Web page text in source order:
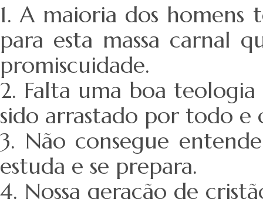
1. A maioria dos
para esta massa carnal
promiscuidade.
2. Falta uma boa teologia
sido arrastado por todo e
3. Não consegue
estuda e se prepara.
4. Nossa geração de